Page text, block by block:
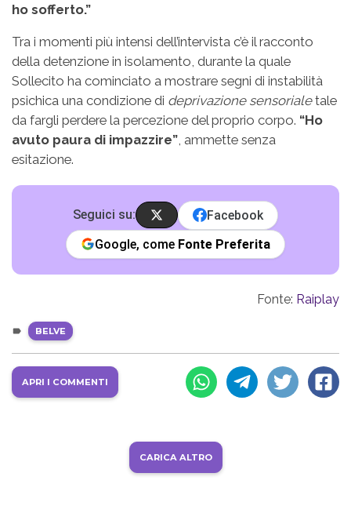
ho sofferto.”
Tra i momenti più intensi dell’intervista c’è il racconto
della detenzione in isolamento, durante la quale
Sollecito ha cominciato a mostrare segni di instabilità
psichica una condizione di deprivazione sensorialetale
da fargli perdere la percezione del proprio corpo. “Ho
avuto paura di impazzire” , ammette senza
esitazione.
Seguici su:
Facebook
Google, come Fonte Preferita
Fonte: Raiplay
BELVE
APRI I COMMENTI
CARICA ALTRO